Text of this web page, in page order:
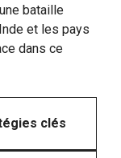
bataille
et les pays
dans ce
clés